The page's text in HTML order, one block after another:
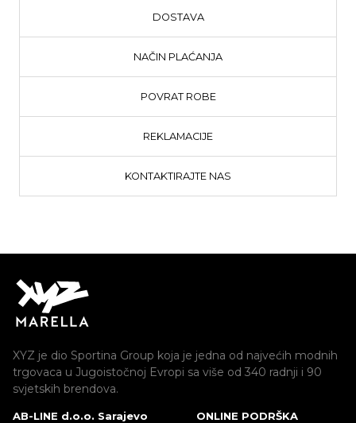
DOSTAVA
NAČIN PLAĆANJA
POVRAT ROBE
REKLAMACIJE
KONTAKTIRAJTE NAS
XYZ je dio Sportina Group koja je jedna od najvećih modnih
trgovaca u Jugoistočnoj Evropi sa više od 340 radnji i 90
svjetskih brendova.
AB-LINE d.o.o. Sarajevo
ONLINE PODRŠKA